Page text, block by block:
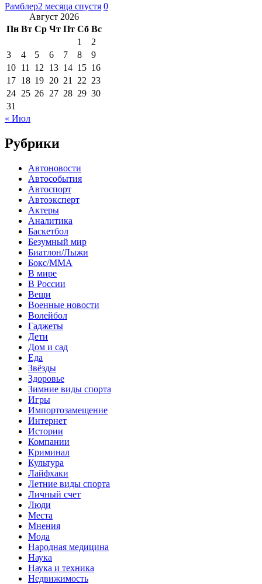
Рамблер2 месяца спустя 0
Август 2026
Пн Вт Ср Чт Пт Сб Вс
1
2
3
4 5 6 7 8
9
10 11 12 13 14 15 16
17 18 19 20 21 22 23
24 25 26 27 28 29 30
31
« Июл
Рубрики
Автоновости
Автособытия
Автоспорт
Автоэксперт
Актеры
Аналитика
Баскетбол
Безумный мир
Биатлон/Лыжи
Бокс/MMA
В мире
В России
Вещи
Военные новости
Волейбол
Гаджеты
Дети
Дом и сад
Еда
Звёзды
Здоровье
Зимние виды спорта
Игры
Импортозамещение
Интернет
Истории
Компании
Криминал
Культура
Лайфхаки
Летние виды спорта
Личный счет
Люди
Места
Мнения
Мода
Народная медицина
Наука
Наука и техника
Недвижимость